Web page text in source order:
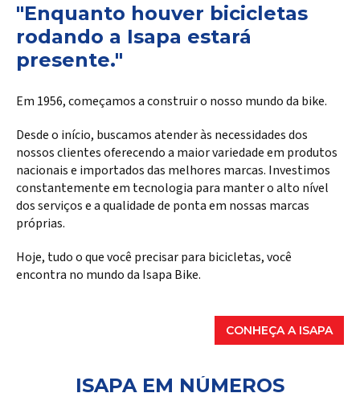
"Enquanto houver bicicletas
rodando a Isapa estará
presente."
Em 1956, começamos a construir o nosso mundo da bike.
Desde o início, buscamos atender às necessidades dos
nossos clientes oferecendo a maior variedade em produtos
nacionais e importados das melhores marcas. Investimos
constantemente em tecnologia para manter o alto nível
dos serviços e a qualidade de ponta em nossas marcas
próprias.
Hoje, tudo o que você precisar para bicicletas, você
encontra no mundo da Isapa Bike.
CONHEÇA A ISAPA
ISAPA EM NÚMEROS